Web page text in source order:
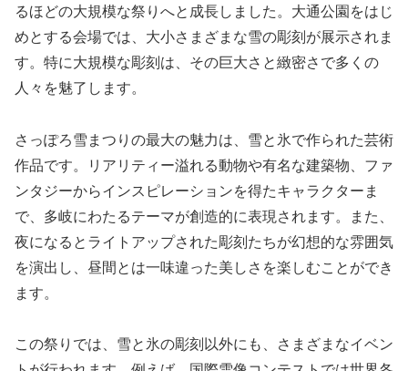
るほどの大規模な祭りへと成長しました。大通公園をはじ
めとする会場では、大小さまざまな雪の彫刻が展示されま
す。特に大規模な彫刻は、その巨大さと緻密さで多くの
人々を魅了します。
さっぽろ雪まつりの最大の魅力は、雪と氷で作られた芸術
作品です。リアリティー溢れる動物や有名な建築物、ファ
ンタジーからインスピレーションを得たキャラクターま
で、多岐にわたるテーマが創造的に表現されます。また、
夜になるとライトアップされた彫刻たちが幻想的な雰囲気
を演出し、昼間とは一味違った美しさを楽しむことができ
ます。
この祭りでは、雪と氷の彫刻以外にも、さまざまなイベン